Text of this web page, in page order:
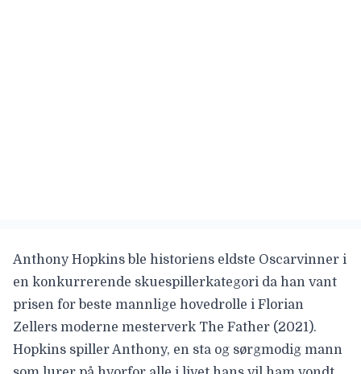
Anthony Hopkins ble historiens eldste Oscarvinner i
en konkurrerende skuespillerkategori da han vant
prisen for beste mannlige hovedrolle i Florian
Zellers moderne mesterverk The Father (2021).
Hopkins spiller Anthony, en sta og sørgmodig mann